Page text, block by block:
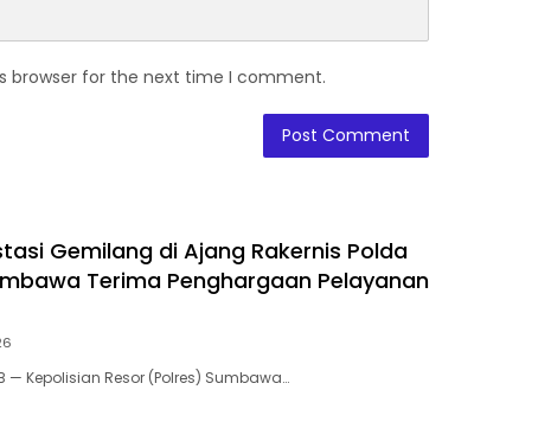
browser for the next time I comment.
Gemilang di Ajang Rakernis Polda
Terima Penghargaan Pelayanan
— Kepolisian Resor (Polres) Sumbawa…